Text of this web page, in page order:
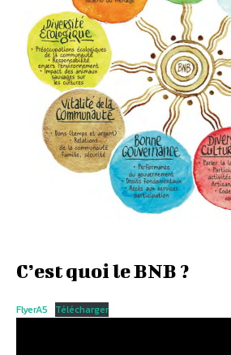
C’est quoi le BNB ?
FlyerA5 Télécharger